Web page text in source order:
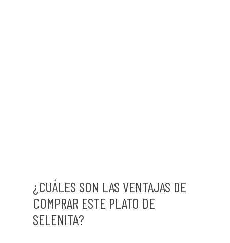
¿CUÁLES SON LAS VENTAJAS DE
COMPRAR ESTE PLATO DE
SELENITA?